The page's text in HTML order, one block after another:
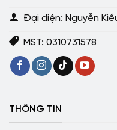
Đại diện: Nguyễn
MST: 0310731578
THÔNG TIN